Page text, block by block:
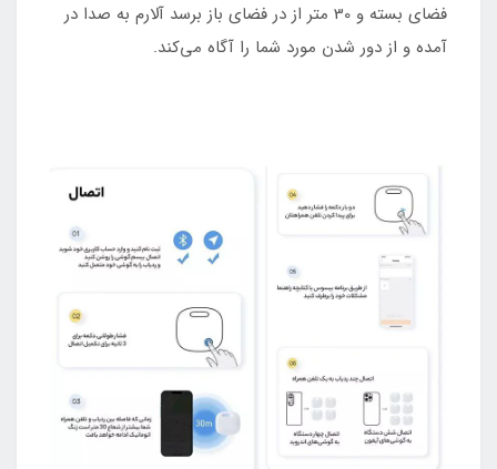
فضای بسته و 30 متر از در فضای باز برسد آلارم به صدا در
آمده و از دور شدن مورد شما را آگاه می‌کند.